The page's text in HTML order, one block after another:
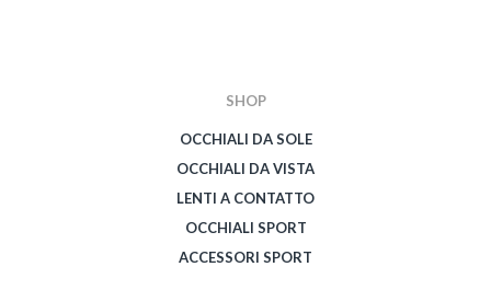
SHOP
OCCHIALI DA SOLE
OCCHIALI DA VISTA
LENTI A CONTATTO
OCCHIALI SPORT
ACCESSORI SPORT